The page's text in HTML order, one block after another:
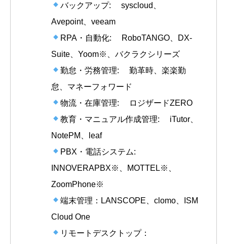
バックアップ: syscloud、
Avepoint、veeam
RPA・自動化: RoboTANGO、DX-
Suite、Yoom※、バクラクシリーズ
勤怠・労務管理: 勤革時、楽楽勤
怠、マネーフォワード
物流・在庫管理: ロジザードZERO
教育・マニュアル作成管理: iTutor、
NotePM、leaf
PBX・電話システム:
INNOVERAPBX※、MOTTEL※、
ZoomPhone※
端末管理：LANSCOPE、clomo、ISM
Cloud One
リモートデスクトップ：